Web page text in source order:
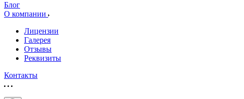
Блог
О компании
Лицензии
Галерея
Отзывы
Реквизиты
Контакты